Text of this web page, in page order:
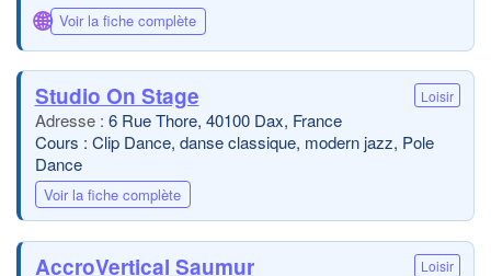
🌐 Voir la fiche complète
Studio On Stage Loisir
6 Rue Thore, 40100 Dax, France
Cours : Clip Dance, danse classique, modern jazz, Pole
Dance
Voir la fiche complète
AccroVertical Saumur Loisir